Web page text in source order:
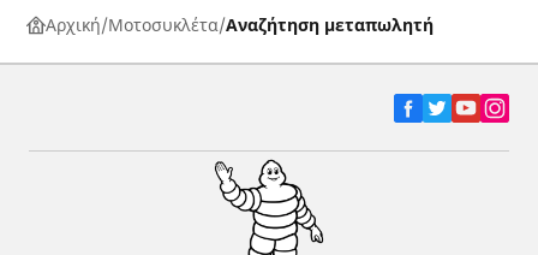
Αρχική Μοτοσυκλέτα Αναζήτηση μεταπωλητή